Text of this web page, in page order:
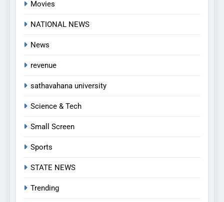
Movies
NATIONAL NEWS
News
revenue
sathavahana university
Science & Tech
Small Screen
Sports
STATE NEWS
Trending
7
JUST UPDATED